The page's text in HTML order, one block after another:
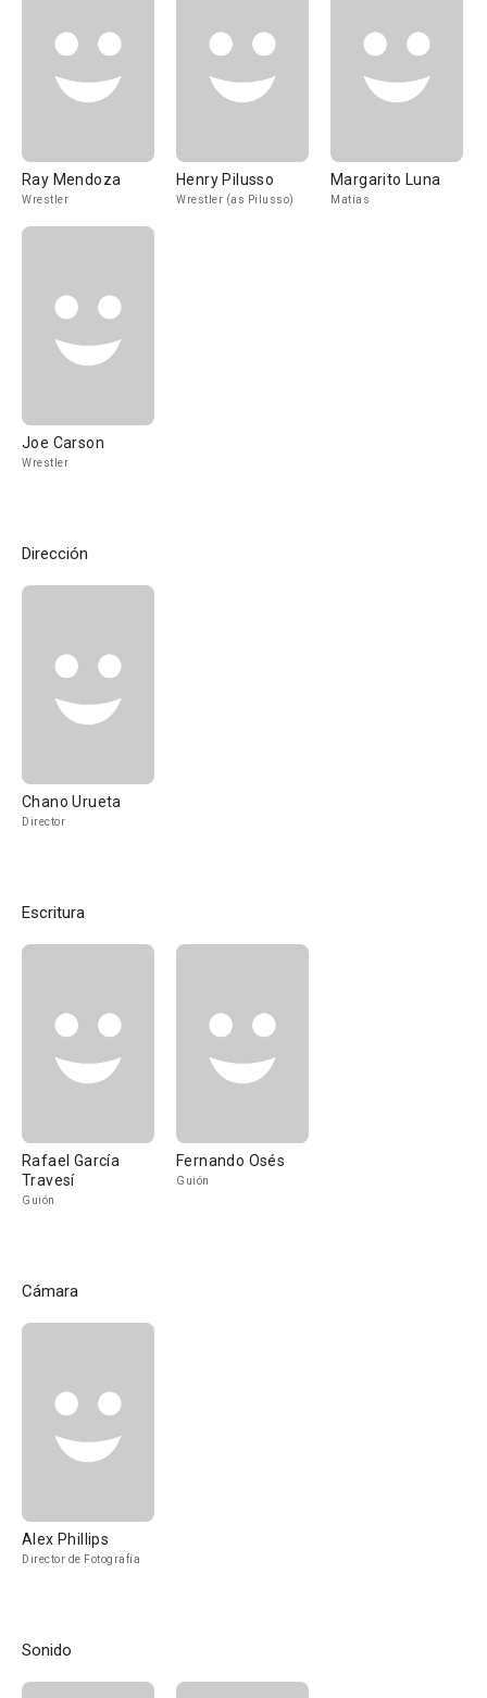
Ray Mendoza
Wrestler
Henry Pilusso
Wrestler (as Pilusso)
Margarito Luna
Matías
Joe Carson
Wrestler
Dirección
Chano Urueta
Director
Escritura
Rafael García
Travesí
Guión
Fernando Osés
Guión
Cámara
Alex Phillips
Director de Fotografía
Sonido